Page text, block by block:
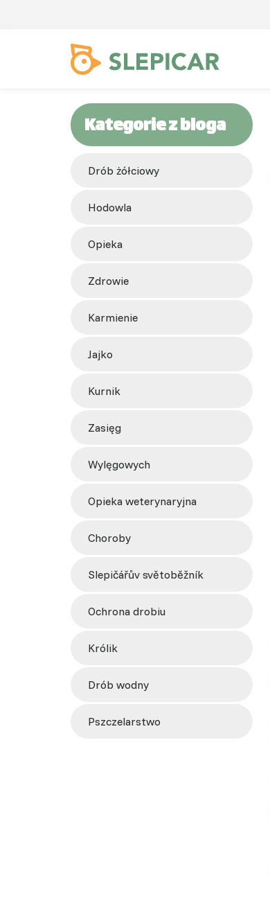
Kategorie z bloga
Drób żółciowy
hodowla
opieka
zdrowie
karmienie
jajko
kurnik
zasięg
wylęgowych
opieka weterynaryjna
choroby
slepičářův světoběžník
ochrona drobiu
królik
drób wodny
pszczelarstwo